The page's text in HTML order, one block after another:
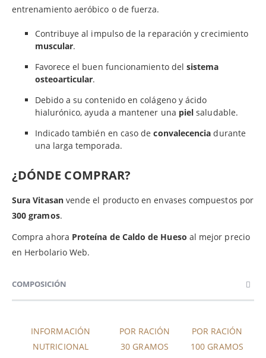
entrenamiento aeróbico o de fuerza.
Contribuye al impulso de la reparación y crecimiento
muscular.
Favorece el buen funcionamiento delsistema
osteoarticular.
Debido a su contenido en colágeno y ácido
hialurónico, ayuda a mantener una piel saludable.
Indicado también en caso deconvalecencia durante
una larga temporada.
¿DÓNDE COMPRAR?
Sura Vitasanvende el producto en envases compuestos por
300 gramos.
Compra ahora Proteína de Caldo de Hueso al mejor precio
en Herbolario Web.
COMPOSICIÓN
INFORMACIÓN
NUTRICIONAL
POR RACIÓN
30 GRAMOS
POR RACIÓN
100 GRAMOS